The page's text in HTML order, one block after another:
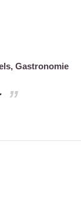
Gastronomie